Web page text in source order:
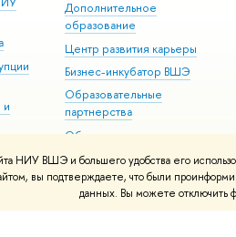
НИУ ВШЭ и большего удобства его
вы подтверждаете, что были
данных. Вы можете отключить
и
Дополнительное
образование
Центр развития карьеры
Бизнес-инкубатор ВШЭ
Образовательные
партнерства
Обратная связь и
взаимодействие с
получателями услуг